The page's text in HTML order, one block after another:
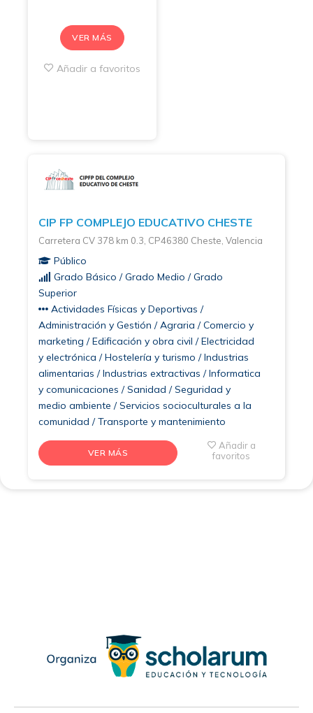
VER MÁS
Añadir a favoritos
CIP FP COMPLEJO EDUCATIVO CHESTE
Carretera CV 378 km 0.3, CP46380 Cheste, Valencia
Público
Grado Básico / Grado Medio / Grado
Superior
Actividades Físicas y Deportivas /
Administración y Gestión / Agraria / Comercio y
marketing / Edificación y obra civil / Electricidad
y electrónica / Hostelería y turismo / Industrias
alimentarias / Industrias extractivas / Informatica
y comunicaciones / Sanidad / Seguridad y
medio ambiente / Servicios socioculturales a la
comunidad / Transporte y mantenimiento
VER MÁS
Añadir a
favoritos